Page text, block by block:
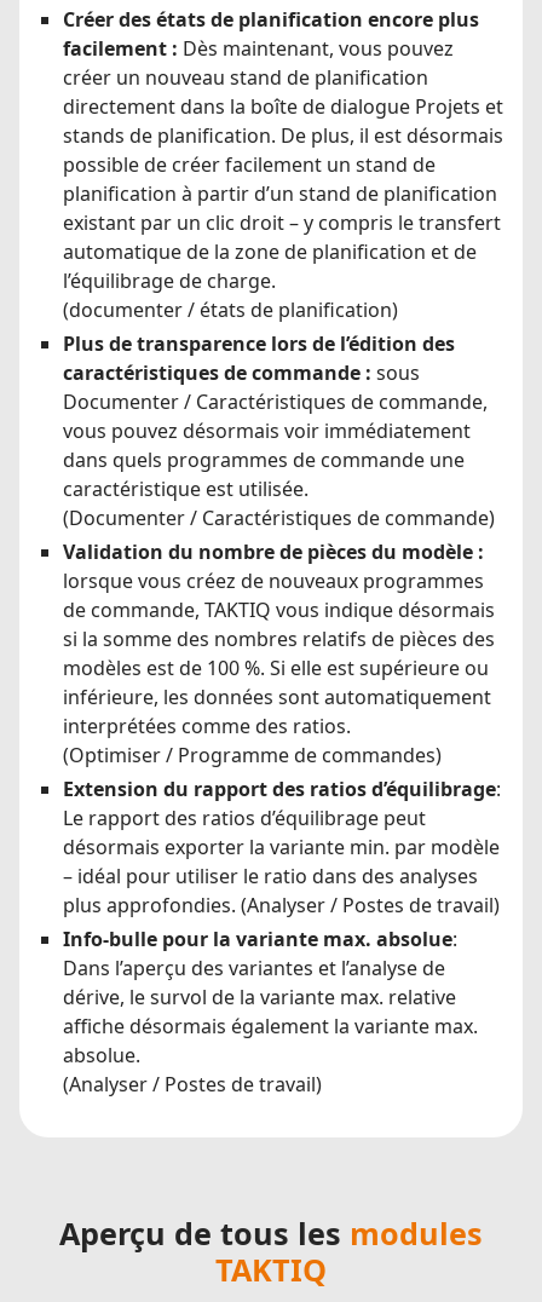
Créer des états de planification encore plus
facilement : Dès maintenant, vous pouvez
créer un nouveau stand de planification
directement dans la boîte de dialogue Projets et
stands de planification. De plus, il est désormais
possible de créer facilement un stand de
planification à partir d’un stand de planification
existant par un clic droit – y compris le transfert
automatique de la zone de planification et de
l’équilibrage de charge.
(documenter / états de planification)
Plus de transparence lors de l’édition des
caractéristiques de commande : sous
Documenter / Caractéristiques de commande,
vous pouvez désormais voir immédiatement
dans quels programmes de commande une
caractéristique est utilisée.
(Documenter / Caractéristiques de commande)
Validation du nombre de pièces du modèle :
lorsque vous créez de nouveaux programmes
de commande, TAKTIQ vous indique désormais
si la somme des nombres relatifs de pièces des
modèles est de 100 %. Si elle est supérieure ou
inférieure, les données sont automatiquement
interprétées comme des ratios.
(Optimiser / Programme de commandes)
Extension du rapport des ratios d’équilibrage:
Le rapport des ratios d’équilibrage peut
désormais exporter la variante min. par modèle
– idéal pour utiliser le ratio dans des analyses
plus approfondies. (Analyser / Postes de travail)
Info-bulle pour la variante max. absolue:
Dans l’aperçu des variantes et l’analyse de
dérive, le survol de la variante max. relative
affiche désormais également la variante max.
absolue.
(Analyser / Postes de travail)
Aperçu de tous les modules
TAKTIQ